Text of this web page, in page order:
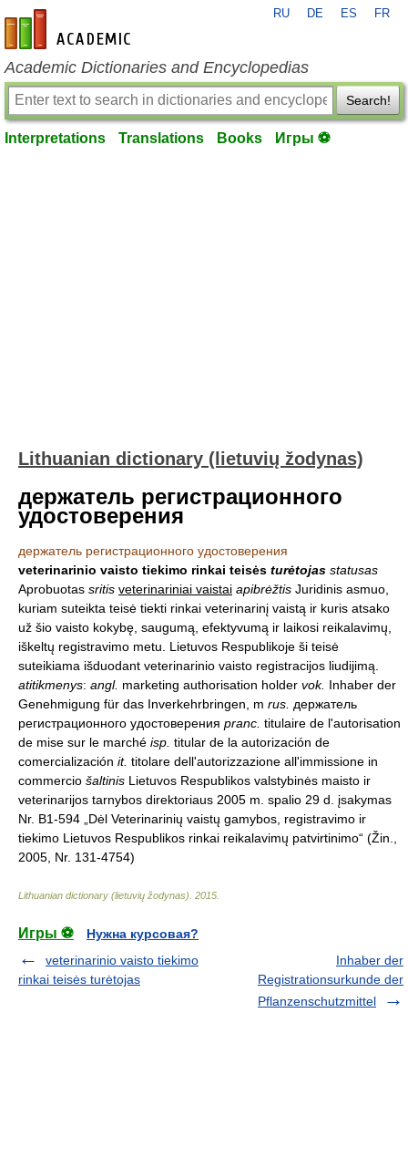
en-academic.com
RU DE ES FR
Academic Dictionaries and Encyclopedias
Search!
Interpretations Translations Books Игры ⚽
Lithuanian dictionary (lietuvių žodynas)
держатель регистрационного
удостоверения
держатель регистрационного удостоверения
veterinarinio vaisto tiekimo rinkai teisės turėtojas statusas
Aprobuotas sritis veterinariniai vaistai apibrėžtis Juridinis asmuo,
kuriam suteikta teisė tiekti rinkai veterinarinį vaistą ir kuris atsako
už šio vaisto kokybę, saugumą, efektyvumą ir laikosi reikalavimų,
iškeltų registravimo metu. Lietuvos Respublikoje ši teisė
suteikiama išduodant veterinarinio vaisto registracijos liudijimą.
atitikmenys: angl. marketing authorisation holder vok. Inhaber der
Genehmigung für das Inverkehrbringen, m rus. держатель
регистрационного удостоверения pranc. titulaire de l'autorisation
de mise sur le marché isp. titular de la autorización de
comercialización it. titolare dell'autorizzazione all'immissione in
commercio šaltinis Lietuvos Respublikos valstybinės maisto ir
veterinarijos tarnybos direktoriaus 2005 m. spalio 29 d. įsakymas
Nr. B1-594 „Dėl Veterinarinių vaistų gamybos, registravimo ir
tiekimo Lietuvos Respublikos rinkai reikalavimų patvirtinimo“ (Žin.,
2005, Nr. 131-4754)
Lithuanian dictionary (lietuvių žodynas) 2015
Игры ⚽
Нужна курсовая?
veterinarinio vaisto tiekimo
rinkai teisės turėtojas
Inhaber der
Registrationsurkunde der
Pflanzenschutzmittel